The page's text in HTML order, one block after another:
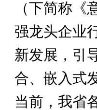
（下简称
强龙头企业
新发展，引
合、嵌入式
当前，我省